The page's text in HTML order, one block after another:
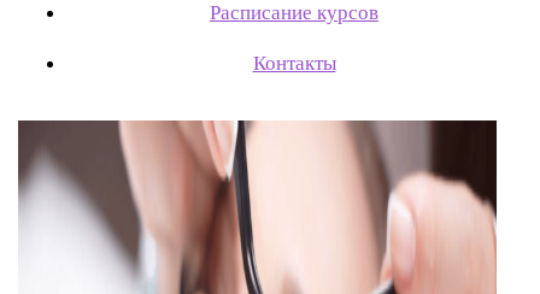
Расписание курсов
Контакты